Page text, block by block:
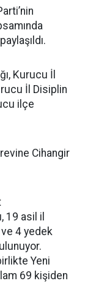
Kurucu İl
İl Disiplin
ilçe
Cihangir
19 asil il
4 yedek
Yeni
69 kişiden